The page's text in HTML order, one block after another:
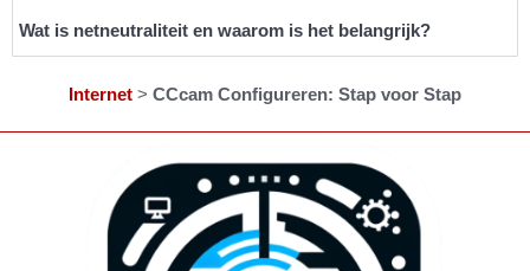
Wat is netneutraliteit en waarom is het belangrijk?
Internet > CCcam Configureren: Stap voor Stap